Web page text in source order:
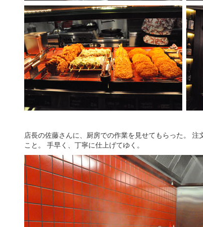
店長の佐藤さんに、厨房での作業を見せてもらった。
こと。 手早く、丁寧に仕上げてゆく。